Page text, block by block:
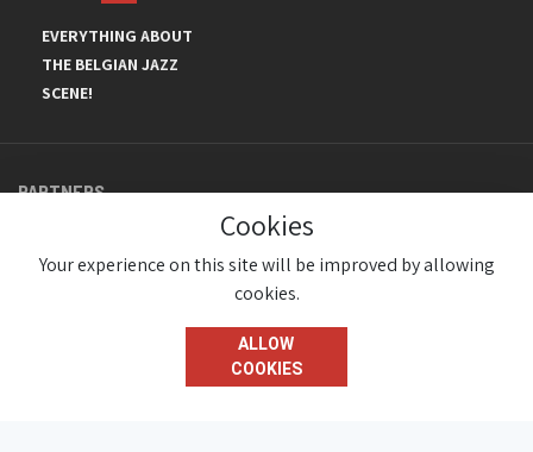
EVERYTHING ABOUT
THE BELGIAN JAZZ
SCENE!
PARTNERS
© JazzInBelgium 2026 ( Version 1.1.2)
Cookies
Your experience on this site will be improved by allowing
cookies.
ALLOW
COOKIES